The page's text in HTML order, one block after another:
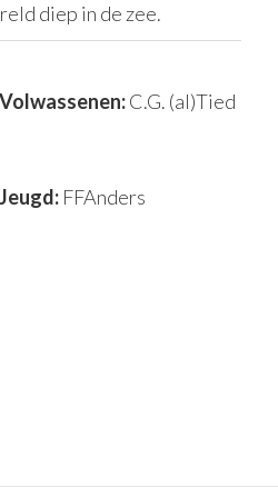
diep in de zee.
C.G. (al)Tied
FFAnders